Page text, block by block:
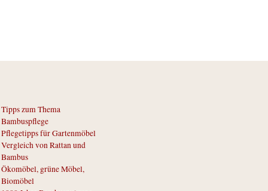
Tipps zum Thema
Bambuspflege
Pflegetipps für Gartenmöbel
Vergleich von Rattan und
Bambus
Ökomöbel, grüne Möbel,
Biomöbel